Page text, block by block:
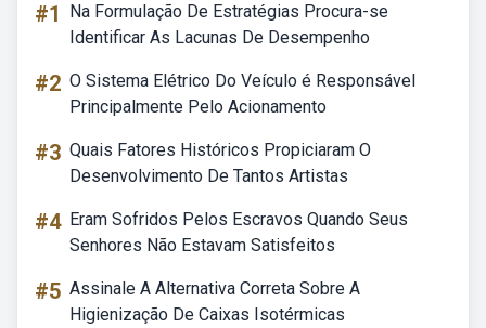
#1
Na Formulação De Estratégias Procura-se
Identificar As Lacunas De Desempenho
#2 O Sistema Elétrico Do Veículo é Responsável
Principalmente Pelo Acionamento
#3 Quais Fatores Históricos Propiciaram O
Desenvolvimento De Tantos Artistas
#4 Eram Sofridos Pelos Escravos Quando Seus
Senhores Não Estavam Satisfeitos
#5 Assinale A Alternativa Correta Sobre A
Higienização De Caixas Isotérmicas